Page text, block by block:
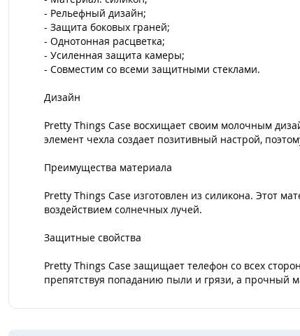
- Рельефный дизайн;
- Защита боковых граней;
- Однотонная расцветка;
- Усиленная защита камеры;
- Совместим со всеми защитными стеклами.
Дизайн
Pretty Things Case восхищает своим молочным
элемент чехла создает позитивный настрой,
Преимущества материала
Pretty Things Case изготовлен из силикона. Этот
воздействием солнечных лучей.
Защитные свойства
Pretty Things Case защищает телефон со всех
препятствуя попаданию пыли и грязи, а прочный